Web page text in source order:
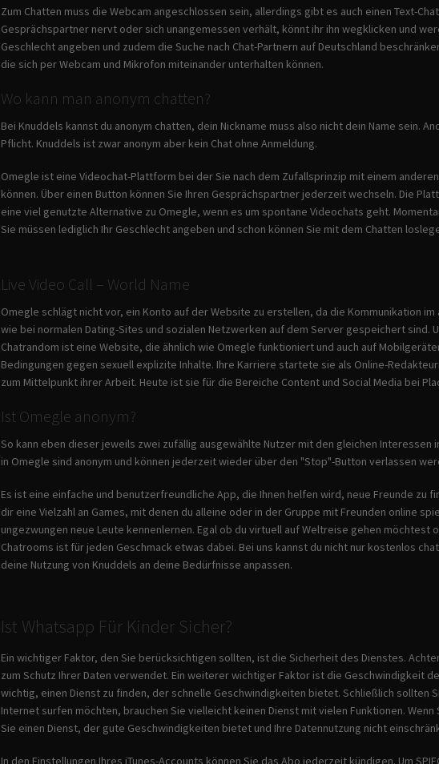
Zum Chatten muss die Webcam angeschlossen sein, allerdings gibt es auch einen Text-
Gesprächspartner nervt oder sich unangemessen verhält, könnt ihr ihn wegklicken und
Geschlecht angeben und zudem die Suche nach Chat-Partnern auf Deutschland
die sich per Webcam und Mikrofon miteinander unterhalten können.
Wo kann man anonym chatten?
Bei Knuddels kannst du anonym chatten, dein Nickname muss also nicht dein Name sein.
Pflicht. Knuddels ist zwar anonym aber kein Chat ohne Anmeldung.
Omegle ist eine Videochat-Plattform bei der Sie nach dem Zufallsprinzip mit einem
können. Über einen Button können Sie Ihren Gesprächspartner jederzeit wechseln. Die
eine viel genutzte Alternative zu Omegle, wenn es um spontane Videochats geht.
Sie müssen lediglich Ihr Geschlecht angeben und schon können Sie mit dem Chatten
Live Video Call – World Name
Omegle schlägt nicht vor, ein Konto auf der Website zu erstellen, da die Kommunikation
wie bei normalen Dating-Sites und sozialen Netzwerken auf dem Server gespeichert
Chatrandom ist eine Website, die ähnlich wie Omegle funktioniert und auch auf
Bedingungen gegen sexuell explizite Inhalte. Ihre Karriere startete sie als Online-
zum Mittelpunkt ihrer Arbeit. Heute ist sie für die Bereiche Content und Social Media bei
Ist Omegle anonym?
So kann eben dieser jeweils zwei zufällig ausgewählte Nutzer mit den gleichen Interessen
in Omegle sind anonym und können jederzeit wieder über den "Stop"-Button verlassen
Es ist eine einfache und benutzerfreundliche App, die Ihnen helfen wird, neue Freunde zu
dir eine Vielzahl an Games, mit denen du alleine oder in der Gruppe mit Freunden online
ungezwungen neue Leute kennenlernen. Egal ob du virtuell auf Weltreise gehen
Chatrooms ist für jeden Geschmack etwas dabei. Bei uns kannst du nicht nur kostenlos
deine Nutzung von Knuddels an deine Bedürfnisse anpassen.
Ist Whatsapp Für Kinder Sicher?
Ein wichtiger Faktor, den Sie berücksichtigen sollten, ist die Sicherheit des Dienstes.
zum Schutz Ihrer Daten verwendet. Ein weiterer wichtiger Faktor ist die Geschwindigkeit
wichtig, einen Dienst zu finden, der schnelle Geschwindigkeiten bietet. Schließlich sollten
Internet surfen möchten, brauchen Sie vielleicht keinen Dienst mit vielen Funktionen.
Sie einen Dienst, der gute Geschwindigkeiten bietet und Ihre Datennutzung nicht
In den Einstellungen Ihres iTunes-Accounts können Sie das Abo jederzeit kündigen. Um